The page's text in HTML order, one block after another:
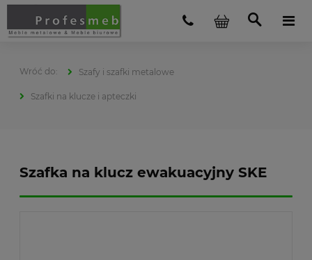
Szafy i szafki metalowe
Szafki na klucze i apteczki
Szafka na klucz ewakuacyjny SKE